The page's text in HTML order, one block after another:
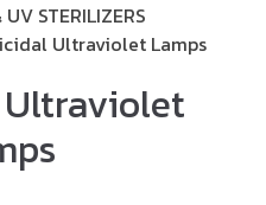
UV STERILIZERS
Ultraviolet Lamps